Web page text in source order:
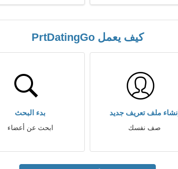
كيف يعمل PrtDatingGo
إنشاء ملف تعريف جديد
صف نفسك
بدء البحث
ابحث عن أعضاء